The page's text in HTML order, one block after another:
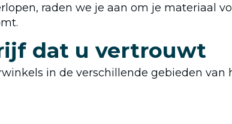
raden we je aan om je materiaal
dat u vertrouwt
in de verschillende gebieden van